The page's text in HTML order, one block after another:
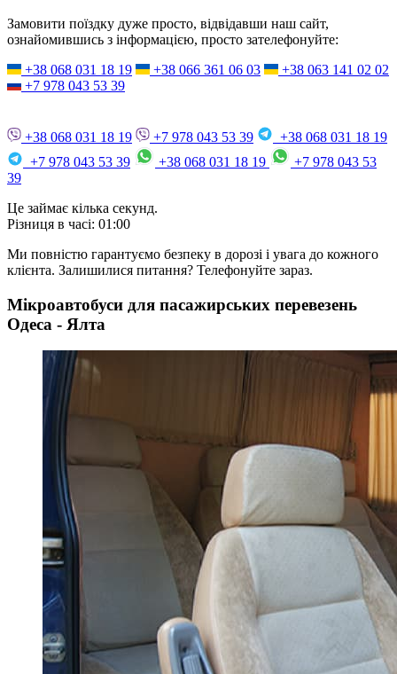
Замовити поїздку дуже просто, відвідавши наш сайт,
ознайомившись з інформацією, просто зателефонуйте:
+38 068 031 18 19
+38 066 361 06 03
+38 063 141 02 02
+7 978 043 53 39
+38 068 031 18 19 +7 978 043 53 39
+38 068 031 18 19
+7 978 043 53 39
+38 068 031 18 19
+7 978 043 53
39
Це займає кілька секунд.
Різниця в часі: 01:00
Ми повністю гарантуємо безпеку в дорозі і увага до кожного
клієнта. Залишилися питання? Телефонуйте зараз.
Мікроавтобуси для пасажирських перевезень
Одеса - Ялта